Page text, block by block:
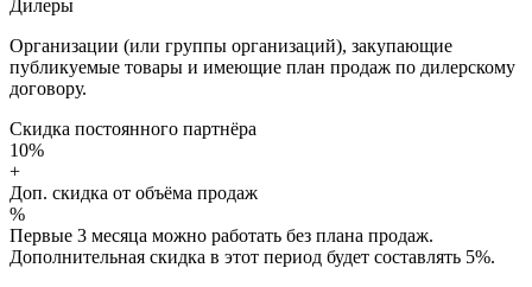
Дилеры
Организации (или группы организаций), закупающие
публикуемые товары и имеющие план продаж по дилерскому
договору.
Скидка постоянного партнёра
10%
+
Доп. скидка от объёма продаж
%
Первые 3 месяца можно работать без плана продаж.
Дополнительная скидка в этот период будет составлять 5%.